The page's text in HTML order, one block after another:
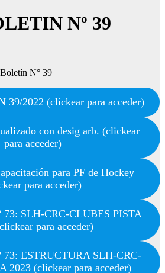
Nº 39
N° 39
39/2022 (clickear para acceder)
con desig arb. (clickear
para acceder)
para PF de Hockey
para acceder)
SLH-CRC-CLUBES PISTA
para acceder)
73: ESTRUCTURA SLH-CRC-
2023 (clickear para acceder)